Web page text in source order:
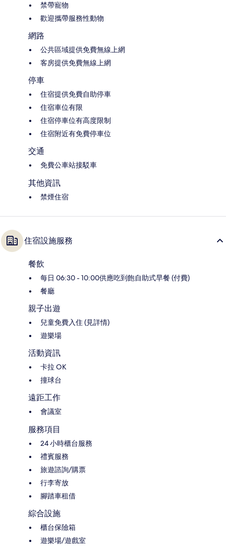
禁帶寵物
歡迎攜帶服務性動物
網路
公共區域提供免費無線上網
客房提供免費無線上網
停車
住宿提供免費自助停車
住宿車位有限
住宿停車位有高度限制
住宿附近有免費停車位
交通
免費公車站接駁車
其他資訊
禁煙住宿
住宿設施服務
餐飲
每日 06:30 - 10:00供應吃到飽自助式早餐 (付費)
餐廳
親子出遊
兒童免費入住 (見詳情)
遊樂場
活動資訊
卡拉 OK
撞球台
遠距工作
會議室
服務項目
24 小時櫃台服務
禮賓服務
旅遊諮詢/購票
行李寄放
腳踏車租借
綜合設施
櫃台保險箱
遊樂場/遊戲室